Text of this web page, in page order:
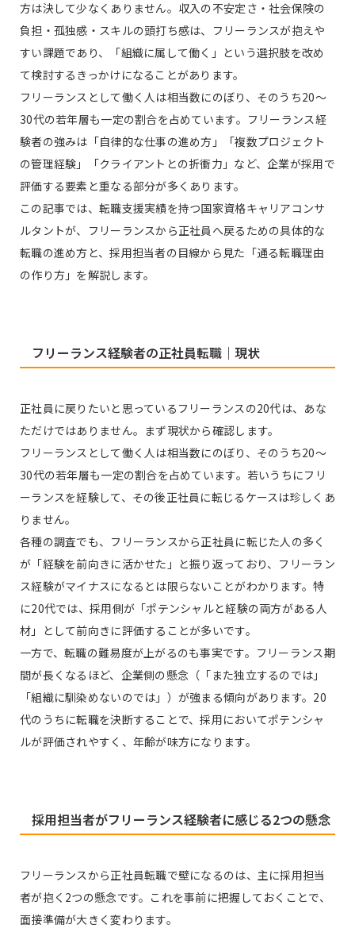
方は決して少なくありません。収入の不安定さ・社会保険の
負担・孤独感・スキルの頭打ち感は、フリーランスが抱えや
すい課題であり、「組織に属して働く」という選択肢を改め
て検討するきっかけになることがあります。
フリーランスとして働く人は相当数にのぼり、そのうち20〜
30代の若年層も一定の割合を占めています。フリーランス経
験者の強みは「自律的な仕事の進め方」「複数プロジェクト
の管理経験」「クライアントとの折衝力」など、企業が採用で
評価する要素と重なる部分が多くあります。
この記事では、転職支援実績を持つ国家資格キャリアコンサ
ルタントが、フリーランスから正社員へ戻るための具体的な
転職の進め方と、採用担当者の目線から見た「通る転職理由
の作り方」を解説します。
フリーランス経験者の正社員転職｜現状
正社員に戻りたいと思っているフリーランスの20代は、あな
ただけではありません。まず現状から確認します。
フリーランスとして働く人は相当数にのぼり、そのうち20〜
30代の若年層も一定の割合を占めています。若いうちにフリ
ーランスを経験して、その後正社員に転じるケースは珍しくあ
りません。
各種の調査でも、フリーランスから正社員に転じた人の多く
が「経験を前向きに活かせた」と振り返っており、フリーラン
ス経験がマイナスになるとは限らないことがわかります。特
に20代では、採用側が「ポテンシャルと経験の両方がある人
材」として前向きに評価することが多いです。
一方で、転職の難易度が上がるのも事実です。フリーランス期
間が長くなるほど、企業側の懸念（「また独立するのでは」
「組織に馴染めないのでは」）が強まる傾向があります。20
代のうちに転職を決断することで、採用においてポテンシャ
ルが評価されやすく、年齢が味方になります。
採用担当者がフリーランス経験者に感じる2つの懸念
フリーランスから正社員転職で壁になるのは、主に採用担当
者が抱く2つの懸念です。これを事前に把握しておくことで、
面接準備が大きく変わります。